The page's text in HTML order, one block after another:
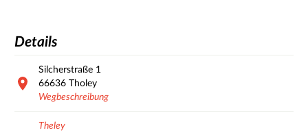
Details
Silcherstraße 1
66636 Tholey
Wegbeschreibung
Theley